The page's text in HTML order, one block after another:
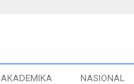
AKADEMIKA NASIONAL